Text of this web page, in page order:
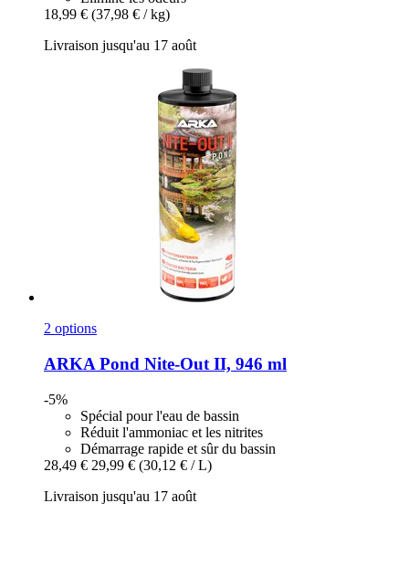
18,99 € (37,98 € / kg)
Livraison jusqu'au 17 août
2 options
ARKA Pond Nite-​Out II, 946 ml
-5%
Spécial pour l'eau de bassin
Réduit l'ammoniac et les nitrites
Démarrage rapide et sûr du bassin
28,49 € 29,99 € (30,12 € / L)
Livraison jusqu'au 17 août